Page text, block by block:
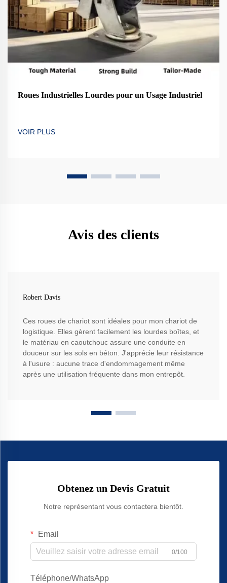
Roues Industrielles Lourdes pour un Usage Industriel
VOIR PLUS
Avis des clients
Robert Davis
Ces roues de chariot sont idéales pour mon chariot de
logistique. Elles gèrent facilement les lourdes boîtes, et
le matériau en caoutchouc assure une conduite en
douceur sur les sols en béton. J'apprécie leur résistance
à l'usure : aucune trace d'endommagement même
après une utilisation fréquente dans mon entrepôt.
Obtenez un Devis Gratuit
Notre représentant vous contactera bientôt.
Email
0/100
Téléphone/WhatsApp